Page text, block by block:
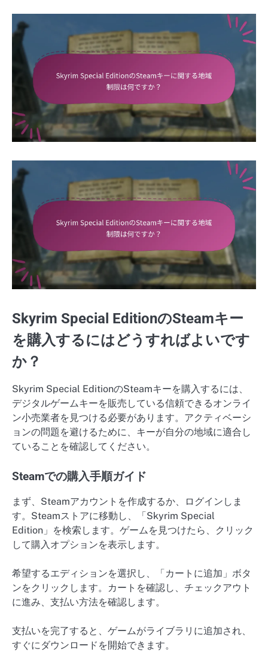
Skyrim Special EditionのSteamキー
を購入するにはどうすればよいです
か？
Skyrim Special EditionのSteamキーを購入するには、
デジタルゲームキーを販売している信頼できるオンライ
ン小売業者を見つける必要があります。アクティベーシ
ョンの問題を避けるために、キーが自分の地域に適合し
ていることを確認してください。
Steamでの購入手順ガイド
まず、Steamアカウントを作成するか、ログインしま
す。Steamストアに移動し、「Skyrim Special
Edition」を検索します。ゲームを見つけたら、クリック
して購入オプションを表示します。
希望するエディションを選択し、「カートに追加」ボタ
ンをクリックします。カートを確認し、チェックアウト
に進み、支払い方法を確認します。
支払いを完了すると、ゲームがライブラリに追加され、
すぐにダウンロードを開始できます。